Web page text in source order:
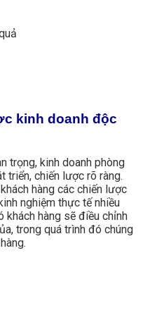
kinh doanh độc
trọng, kinh doanh phòng
triển, chiến lược rõ ràng.
hàng các chiến lược
nghiệm thực tế nhiều
khách hàng sẽ điều chỉnh
trong quá trình đó chúng